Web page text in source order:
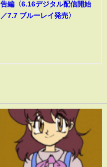
告編〈6.16デジタル配信開始
／7.7 ブルーレイ発売〉